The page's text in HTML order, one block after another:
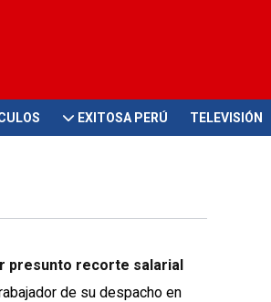
EXITOSA PERÚ TELEVISIÓN
presunto recorte salarial
de su despacho en